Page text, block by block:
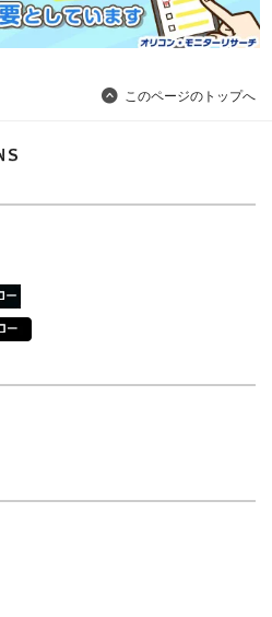
このページのトップへ